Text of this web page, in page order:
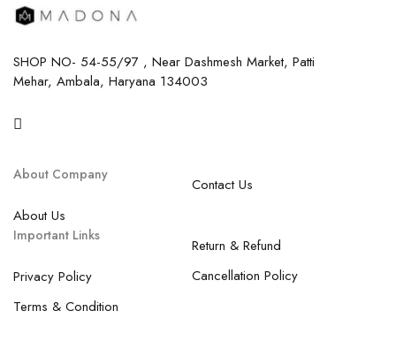
SHOP NO- 54-55/97 , Near Dashmesh Market, Patti
Mehar, Ambala, Haryana 134003
About Company
About Us
Contact Us
Important Links
Privacy Policy
Terms & Condition
Return & Refund
Cancellation Policy